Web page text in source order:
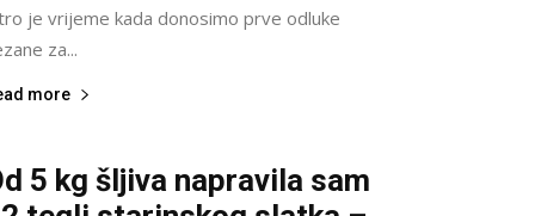
je vrijeme kada donosimo prve odluke
za...
more
5 kg šljiva napravila sam